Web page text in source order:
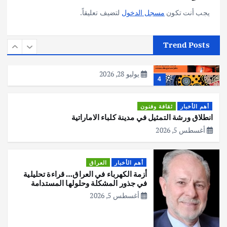
يجب أنت تكون مسجل الدخول لتضيف تعليقاً.
Trend Posts
4
عملية التعداد السكاني في11 من الشهر
يوليو 28, 2026
أهم الأخبار ثقافة وفنون
انطلاق ورشة التمثيل في مدينة كلباء الاماراتية
أغسطس 5, 2026
أهم الأخبار العراق
أزمة الكهرباء في العراق… قراءة تحليلية
في جذور المشكلة وحلولها المستدامة
أغسطس 5, 2026